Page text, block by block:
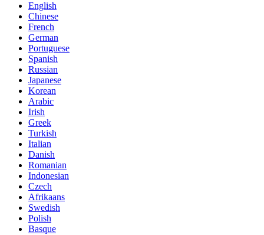
English
Chinese
French
German
Portuguese
Spanish
Russian
Japanese
Korean
Arabic
Irish
Greek
Turkish
Italian
Danish
Romanian
Indonesian
Czech
Afrikaans
Swedish
Polish
Basque